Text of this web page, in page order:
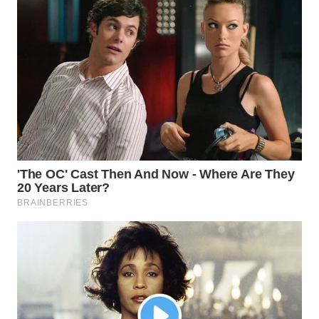
TANI
WAHANA
ADVOKAT
WAHANA
INFRASTRUKTUR
WAHANA
KONSUMEN
TRAVEL